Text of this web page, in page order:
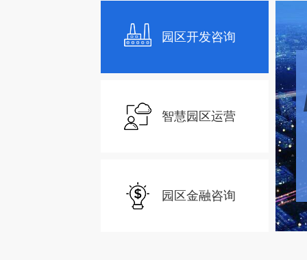
园区开发咨询
智慧园区运营
园区金融咨询